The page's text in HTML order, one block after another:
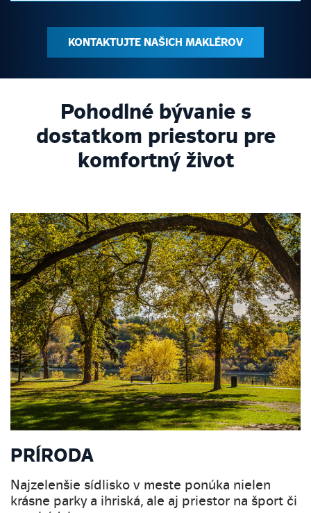
KONTAKTUJTE NAŠICH MAKLÉROV
Pohodlné bývanie s
dostatkom priestoru pre
komfortný život
PRÍRODA
Najzelenšie sídlisko v meste ponúka nielen
krásne parky a ihriská, ale aj priestor na šport či